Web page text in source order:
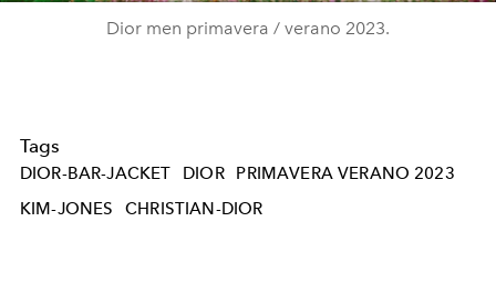
Dior men primavera / verano 2023.
Tags
DIOR-BAR-JACKET DIOR
PRIMAVERA VERANO 2023
KIM-JONES
CHRISTIAN-DIOR